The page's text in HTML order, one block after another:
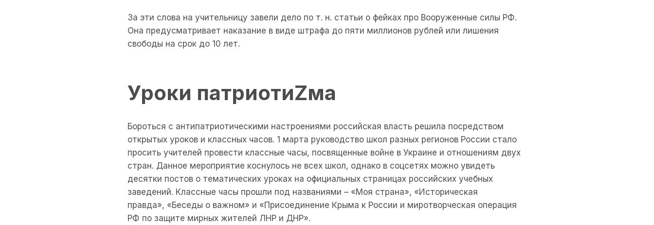
За эти слова на учительницу завели дело по т. н. статьи о фейках про Вооруженные силы РФ.
Она предусматривает наказание в виде штрафа до пяти миллионов рублей или лишения
свободы на срок до 10 лет.
Уроки патриотиZма
Бороться с антипатриотическими настроениями российская власть решила посредством
открытых уроков и классных часов. 1 марта руководство школ разных регионов России стало
просить учителей провести классные часы, посвященные войне в Украине и отношениям двух
стран. Данное мероприятие коснулось не всех школ, однако в соцсетях можно увидеть
десятки постов о тематических уроках на официальных страницах российских учебных
заведений. Классные часы прошли под названиями – «Моя страна», «Историческая
правда», «Беседы о важном» и «Присоединение Крыма к России и миротворческая операция
РФ по защите мирных жителей ЛНР и ДНР».